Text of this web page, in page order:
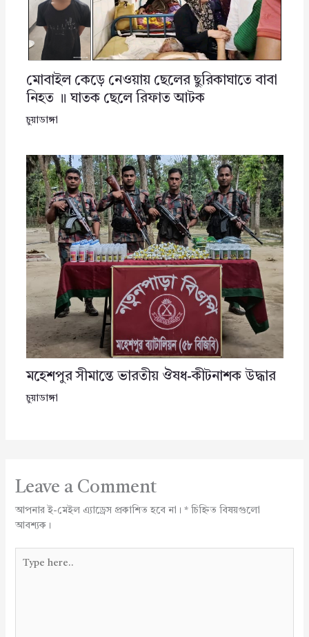
মোবাইল কেড়ে নেওয়ায় ছেলের ছুরিকাঘাতে বাবা
নিহত ॥ ঘাতক ছেলে রিফাত আটক
চুয়াডাঙ্গা
মহেশপুর সীমান্তে ভারতীয় ঔষধ-কীটনাশক উদ্ধার
চুয়াডাঙ্গা
Leave a Comment
আপনার ই-মেইল এ্যাড্রেস প্রকাশিত হবে না। *চিহ্নিত বিষয়গুলো
আবশ্যক।
here..